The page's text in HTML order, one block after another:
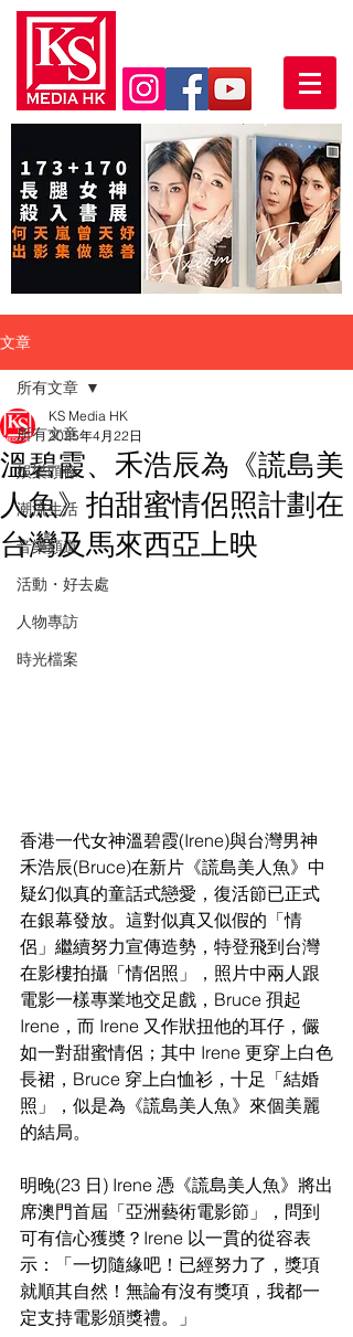
文章
所有文章
娛樂頭條
潮流生活
音樂頻道
活動・好去處
人物專訪
時光檔案
所有文章
溫碧霞、禾浩辰為《謊島美
人魚》拍甜蜜情侶照計劃在
台灣及馬來西亞上映
KS Media HK
2025年4月22日
香港一代女神溫碧霞(Irene)與台灣男神
禾浩辰(Bruce)在新片《謊島美人魚》中
疑幻似真的童話式戀愛，復活節已正式
在銀幕發放。這對似真又似假的「情
侶」繼續努力宣傳造勢，特登飛到台灣
在影樓拍攝「情侶照」，照片中兩人跟
電影一樣專業地交足戲，Bruce 孭起
Irene，而 Irene 又作狀扭他的耳仔，儼
如一對甜蜜情侶；其中 Irene 更穿上白色
長裙，Bruce 穿上白恤衫，十足「結婚
照」，似是為《謊島美人魚》來個美麗
的結局。
明晚(23 日) Irene 憑《謊島美人魚》將出
席澳門首屆「亞洲藝術電影節」，問到
可有信心獲奬？Irene 以一貫的從容表
示：「一切隨緣吧！已經努力了，獎項
就順其自然！無論有沒有獎項，我都一
定支持電影頒獎禮。」